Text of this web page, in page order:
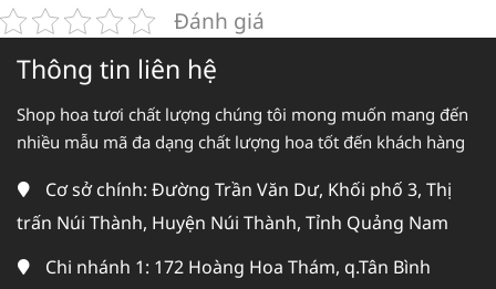
Đánh giá
Thông tin liên hệ
Shop hoa tươi chất lượng chúng tôi mong muốn mang đến
nhiều mẫu mã đa dạng chất lượng hoa tốt đến khách hàng
Cơ sở chính: Đường Trần Văn Dư, Khối phố 3, Thị
trấn Núi Thành, Huyện Núi Thành, Tỉnh Quảng Nam
Chi nhánh 1: 172 Hoàng Hoa Thám, q.Tân Bình